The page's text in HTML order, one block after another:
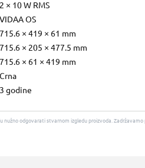
2 × 10 W RMS
VIDAA OS
715.6 × 419 × 61 mm
715.6 × 205 × 477.5 mm
715.6 × 61 × 419 mm
Crna
3 godine
odgovarati stvarnom izgledu proizvoda. Zadržavamo